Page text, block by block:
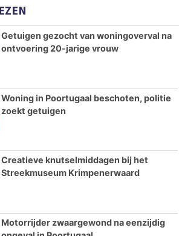
Getuigen gezocht van woningoverval na
ontvoering 20-jarige vrouw
Woning in Poortugaal beschoten, politie
zoekt getuigen
Creatieve knutselmiddagen bij het
Streekmuseum Krimpenerwaard
Motorrijder zwaargewond na eenzijdig